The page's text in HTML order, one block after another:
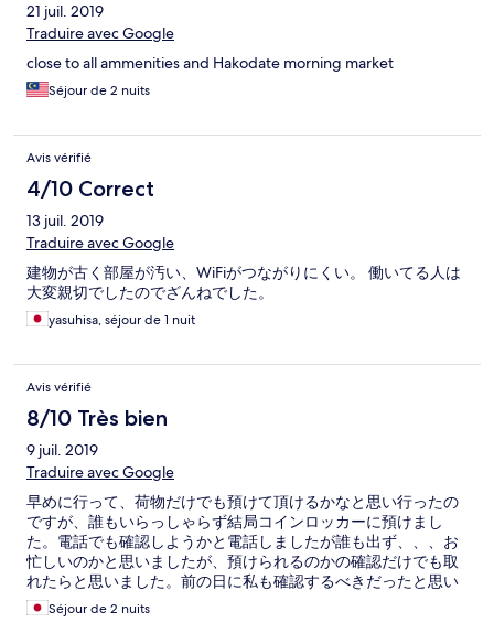
21 juil. 2019
Traduire avec Google
close to all ammenities and Hakodate morning market
Séjour de 2 nuits
Avis vérifié
4/10 Correct
13 juil. 2019
Traduire avec Google
建物が古く部屋が汚い、WiFiがつながりにくい。 働いてる人は
大変親切でしたのでざんねでした。
yasuhisa, séjour de 1 nuit
Avis vérifié
8/10 Très bien
9 juil. 2019
Traduire avec Google
早めに行って、荷物だけでも預けて頂けるかなと思い行ったの
ですが、誰もいらっしゃらず結局コインロッカーに預けまし
た。電話でも確認しようかと電話しましたが誰も出ず、、、お
忙しいのかと思いましたが、預けられるのかの確認だけでも取
れたらと思いました。前の日に私も確認するべきだったと思い
ますが、誰かしらがフロントにいて頂ければと思います。今回
は、ありがとうございました。
Séjour de 2 nuits